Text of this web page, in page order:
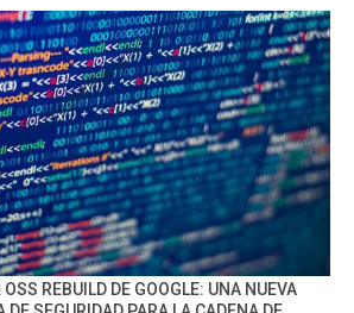
REBUILD DE GOOGLE: UNA NUEVA